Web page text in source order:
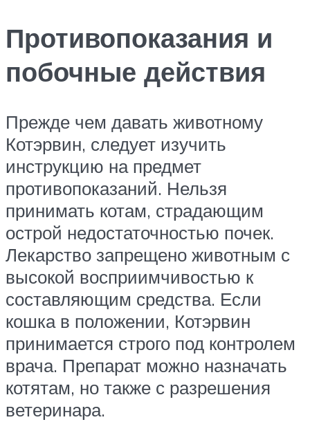
Противопоказания и
побочные действия
Прежде чем давать животному
Котэрвин, следует изучить
инструкцию на предмет
противопоказаний. Нельзя
принимать котам, страдающим
острой недостаточностью почек.
Лекарство запрещено животным с
высокой восприимчивостью к
составляющим средства. Если
кошка в положении, Котэрвин
принимается строго под контролем
врача. Препарат можно назначать
котятам, но также с разрешения
ветеринара.